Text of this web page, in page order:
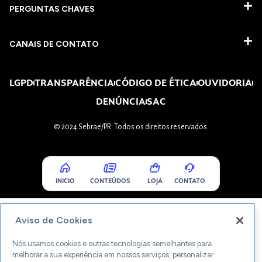
PERGUNTAS CHAVES​
CANAIS DE CONTATO
LGPDTRANSPARÊNCIACÓDIGO DE ÉTICAOUVIDORIA
DENÚNCIASAC
© 2024 Sebrae/PR. Todos os direitos reservados.
INICIO CONTEÚDOS LOJA CONTATO
Aviso de Cookies
Nós usamos cookies e outras tecnologias semelhantes para
melhorar a sua experiência em nossos serviços, personalizar